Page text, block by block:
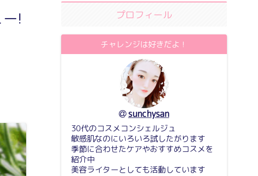
! プロフィール
チャレンジは好きだよ！
sunchysan
30代のコスメコンシェルジュ
敏感肌なのにいろいろ試したがります
季節に合わせたケアやおすすめコスメを
紹介中
美容ライターとしても活動しています